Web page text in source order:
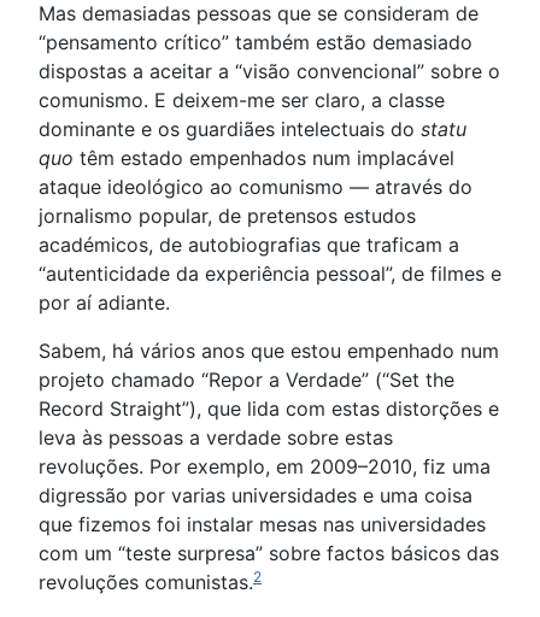
Mas demasiadas pessoas que se consideram de
“pensamento crítico” também estão demasiado
dispostas a aceitar a “visão convencional” sobre o
comunismo. E deixem-me ser claro, a classe
dominante e os guardiães intelectuais do statu
quo têm estado empenhados num implacável
ataque ideológico ao comunismo — através do
jornalismo popular, de pretensos estudos
académicos, de autobiografias que traficam a
“autenticidade da experiência pessoal”, de filmes e
por aí adiante.
Sabem, há vários anos que estou empenhado num
projeto chamado “Repor a Verdade” (“Set the
Record Straight”), que lida com estas distorções e
leva às pessoas a verdade sobre estas
revoluções. Por exemplo, em 2009–2010, fiz uma
digressão por varias universidades e uma coisa
que fizemos foi instalar mesas nas universidades
com um “teste surpresa” sobre factos básicos das
revoluções comunistas.2